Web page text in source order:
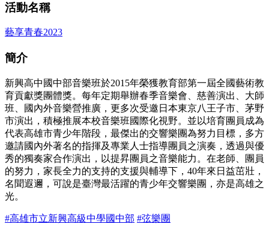
活動名稱
藝享青春2023
簡介
新興高中國中部音樂班於2015年榮獲教育部第一屆全國藝術教
育貢獻獎團體獎。每年定期舉辦春季音樂會、慈善演出、大師
班、國內外音樂營推廣，更多次受邀日本東京八王子市、茅野
市演出，積極推展本校音樂班國際化視野。並以培育團員成為
代表高雄市青少年階段，最傑出的交響樂團為努力目標，多方
邀請國內外著名的指揮及專業人士指導團員之演奏，透過與優
秀的獨奏家合作演出，以提昇團員之音樂能力。在老師、團員
的努力，家長全力的支持的支援與輔導下，40年來日益茁壯，
名聞遐邇，可說是臺灣最活躍的青少年交響樂團，亦是高雄之
光。
#高雄市立新興高級中學國中部 #弦樂團